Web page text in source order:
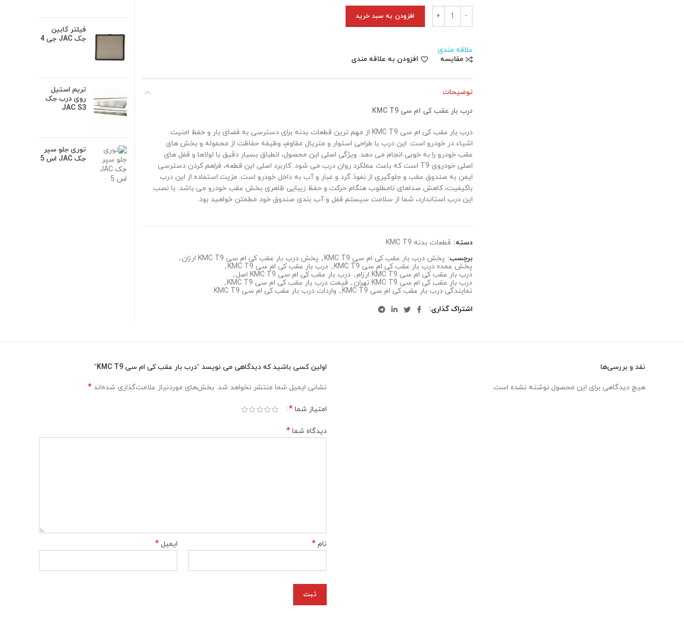
درب بار عقب کی ام سی KMC T9 عدد
افزودن به سبد خرید
علاقه مندی
مقایسه
افزودن به علاقه مندی
توضیحات
درب بار عقب کی ام سی KMC T9
درب بار عقب کی ام سی KMC T9 از مهم ترین قطعات بدنه برای دسترسی به فضای بار و حفظ امنیت
اشیاء در خودرو است. این درب با طراحی استوار و متریال مقاوم، وظیفه حفاظت از محموله و بخش های
عقب خودرو را به خوبی انجام می دهد. ویژگی اصلی این محصول، انطباق بسیار دقیق با لولاها و قفل های
اصلی خودروی T9 است که باعث عملکرد روان درب می شود. کاربرد اصلی این قطعه، فراهم کردن دسترسی
ایمن به صندوق عقب و جلوگیری از نفوذ گرد و غبار و آب به داخل خودرو است. مزیت استفاده از این درب
باکیفیت، کاهش صداهای نامطلوب هنگام حرکت و حفظ زیبایی ظاهری بخش عقب خودرو می باشد. با نصب
این درب استاندارد، شما از سلامت سیستم قفل و آب بندی صندوق خود مطمئن خواهید بود.
دسته: قطعات بدنه KMC T9
برچسب: پخش درب بار عقب کی ام سی KMC T9 , پخش درب بار عقب کی ام سی KMC T9 ارزان
,
پخش عمده درب بار عقب کی ام سی KMC T9
, درب بار عقب کی ام سی KMC T9
,
درب بار عقب کی ام سی KMC T9 ارزام
, درب بار عقب کی ام سی KMC T9 اصل
,
درب بار عقب کی ام سی KMC T9 تهران
, قیمت درب بار عقب کی ام سی KMC T9
,
نمایندگی درب بار عقب کی ام سی KMC T9
, واردات درب بار عقب کی ام سی KMC T9
اشتراک گذاری
فیلتر کابین
جک JAC جی 4
تریم استیل
روی درب جک
JAC S3
توری جلو سپر
جک JAC اس 5
نقد و بررسی‌ها
هیچ دیدگاهی برای این محصول نوشته نشده است.
اولین کسی باشید که دیدگاهی می نویسد “درب بار عقب کی ام سی KMC T9”
نشانی ایمیل شما منتشر نخواهد شد. بخش‌های موردنیاز علامت‌گذاری شده‌اند *
امتیاز شما *
دیدگاه شما *
نام * ایمیل *